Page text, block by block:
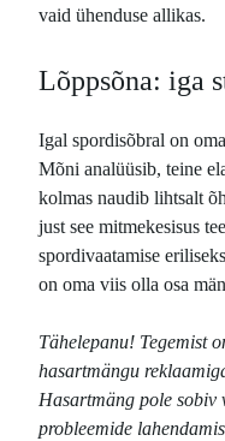
vaid ühenduse allikas.
Lõppsõna: iga
Igal spordisõbral on
Mõni analüüsib, teine
kolmas naudib lihtsalt
just see mitmekesisus
spordivaatamise
on oma viis olla osa
Tähelepanu! Tegemist
hasartmängu
Hasartmäng pole sobiv
probleemide